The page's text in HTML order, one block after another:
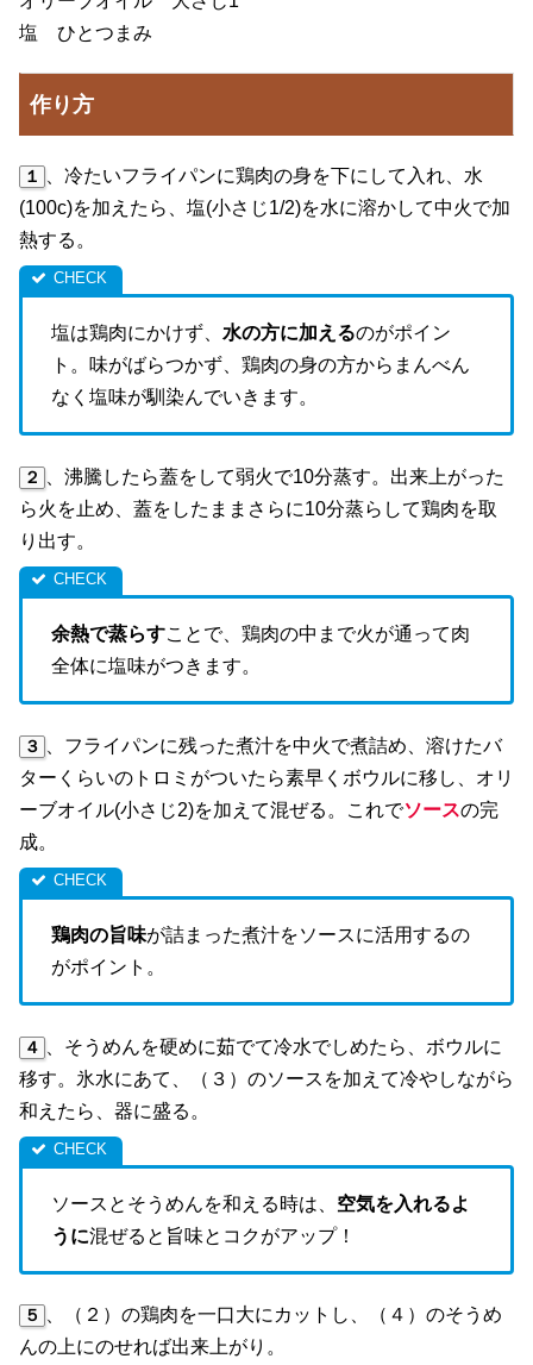
塩 ひとつまみ
作り方
１ 、冷たいフライパンに鶏肉の身を下にして入れ、水
(100c)を加えたら、塩(小さじ1/2)を水に溶かして中火で加
熱する。
塩は鶏肉にかけず、 水の方に加えるのがポイン
ト。味がばらつかず、鶏肉の身の方からまんべん
なく塩味が馴染んでいきます。
２ 、沸騰したら蓋をして弱火で10分蒸す。出来上がった
ら火を止め、蓋をしたままさらに10分蒸らして鶏肉を取
り出す。
余熱で蒸らすことで、鶏肉の中まで火が通って肉
全体に塩味がつきます。
３ 、フライパンに残った煮汁を中火で煮詰め、溶けたバ
ターくらいのトロミがついたら素早くボウルに移し、オリ
ーブオイル(小さじ2)を加えて混ぜる。これでソースの完
成。
鶏肉の旨味が詰まった煮汁をソースに活用するの
がポイント。
４ 、そうめんを硬めに茹でて冷水でしめたら、ボウルに
移す。氷水にあて、（３）のソースを加えて冷やしながら
和えたら、器に盛る。
ソースとそうめんを和える時は、 空気を入れるよ
うに混ぜると旨味とコクがアップ！
５ 、（２）の鶏肉を一口大にカットし、（４）のそうめ
んの上にのせれば出来上がり。